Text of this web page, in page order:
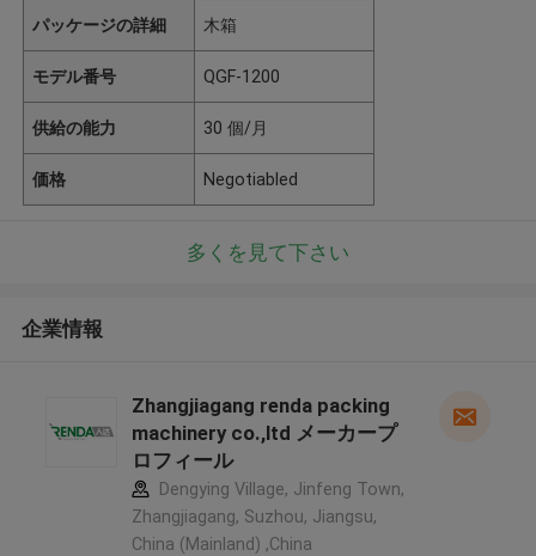
パッケージの詳細 木箱
モデル番号 QGF-1200
供給の能力 30 個/月
価格 Negotiabled
多くを見て下さい
企業情報
Zhangjiagang renda packing
machinery co.,ltd メーカープ
ロフィール
Dengying Village, Jinfeng Town,
Zhangjiagang, Suzhou, Jiangsu,
China (Mainland) ,China